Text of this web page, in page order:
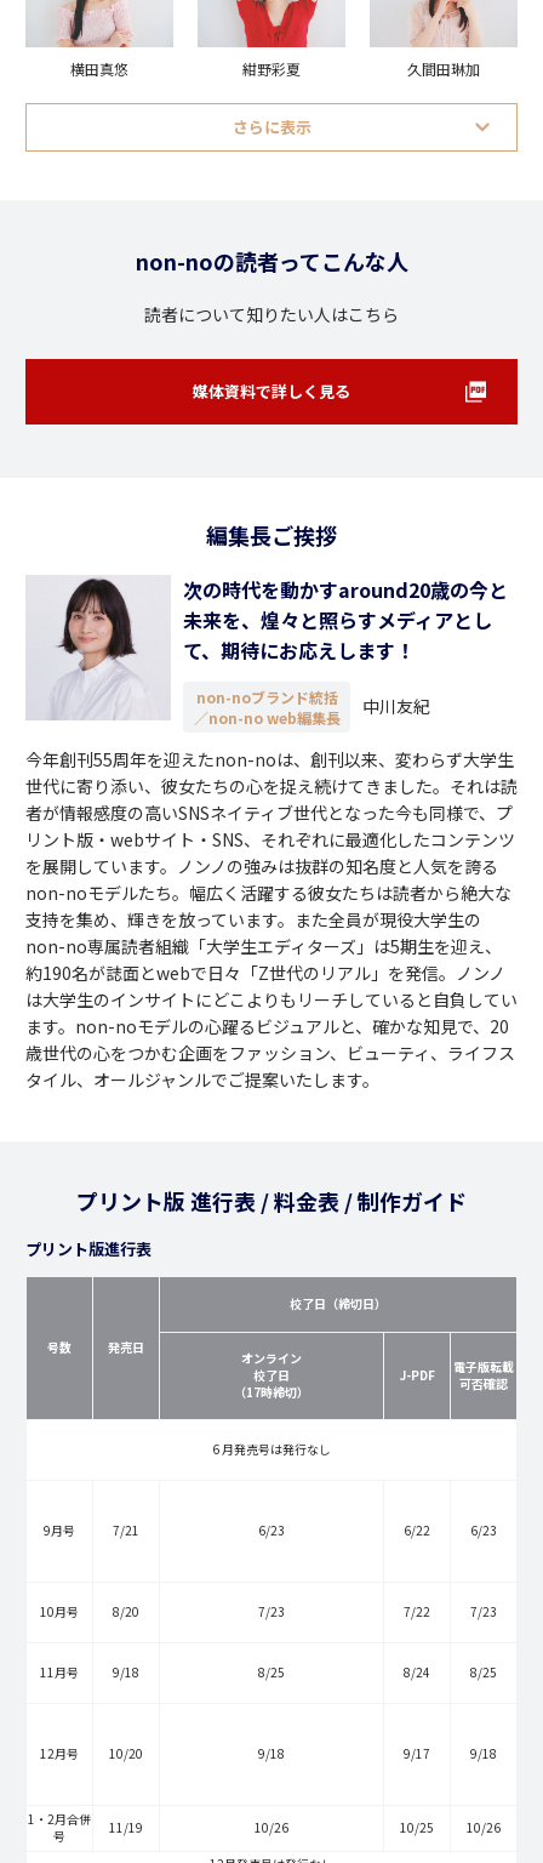
横田真悠 紺野彩夏 久間田琳加
さらに表示
non-noの読者ってこんな人
読者について知りたい人はこちら
媒体資料で詳しく見る
編集長ご挨拶
次の時代を動かすaround20歳の今と
未来を、煌々と照らすメディアとし
て、期待にお応えします！
non-noブランド統括
／non-no web編集長
中川友紀
今年創刊55周年を迎えたnon-noは、創刊以来、変わらず大学生
世代に寄り添い、彼女たちの心を捉え続けてきました。それは読
者が情報感度の高いSNSネイティブ世代となった今も同様で、プ
リント版・webサイト・SNS、それぞれに最適化したコンテンツ
を展開しています。ノンノの強みは抜群の知名度と人気を誇る
non-noモデルたち。幅広く活躍する彼女たちは読者から絶大な
支持を集め、輝きを放っています。また全員が現役大学生の
non-no専属読者組織「大学生エディターズ」は5期生を迎え、
約190名が誌面とwebで日々「Z世代のリアル」を発信。ノンノ
は大学生のインサイトにどこよりもリーチしていると自負してい
ます。non-noモデルの心躍るビジュアルと、確かな知見で、20
歳世代の心をつかむ企画をファッション、ビューティ、ライフス
タイル、オールジャンルでご提案いたします。
プリント版 進行表 / 料金表 / 制作ガイド
プリント版進行表
号数 発売日
校了日（締切日）
オンライン
校了日
（17時締切）
J-PDF
電子版転載
可否確認
6 月発売号は発行なし
9月号 7/21 6/23 6/22 6/23
10月号 8/20 7/23 7/22 7/23
11月号 9/18 8/25 8/24 8/25
12月号 10/20 9/18 9/17 9/18
1・2月合併
号
11/19 10/26 10/25
10/26